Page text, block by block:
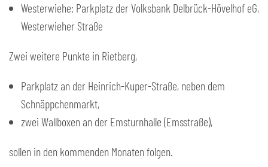
Westerwiehe: Parkplatz der Volksbank Delbrück-Hövelhof eG,
Westerwieher Straße
Zwei weitere Punkte in Rietberg,
Parkplatz an der Heinrich-Kuper-Straße, neben dem
Schnäppchenmarkt,
zwei Wallboxen an der Emsturnhalle (Emsstraße),
sollen in den kommenden Monaten folgen.